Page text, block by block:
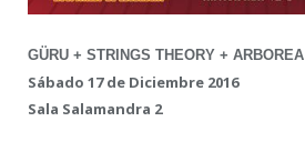
GÜRU + STRINGS THEORY + ARBOREA
Sábado 17 de Diciembre 2016
Sala Salamandra 2